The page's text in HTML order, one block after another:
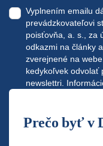
Vyplnením emailu
prevádzkovateľovi
poisťovňa, a. s., za
odkazmi na články
zverejnené na webe
kedykoľvek odvolať
newslettri.
Prečo byť v